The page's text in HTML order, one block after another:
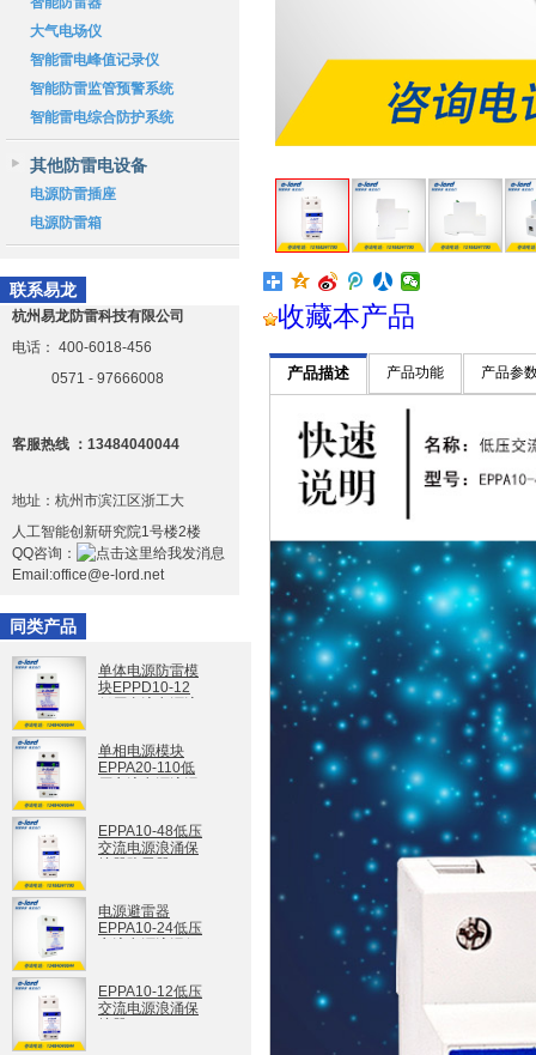
大气电场仪
智能雷电峰值记录仪
智能防雷监管预警系统
智能雷电综合防护系统
其他防雷电设备
电源防雷插座
电源防雷箱
联系易龙
杭州易龙防雷科技有限公司
电话： 400-6018-456
0571 - 97666008
客服热线 ：13484040044
地址：杭州市滨江区浙工大
人工智能创新研究院1号楼2楼
QQ咨询：
Email:office@e-lord.net
同类产品
单体电源防雷模
块EPPD10-12
单相电源模块
EPPA20-110低
EPPA10-48低压
交流电源浪涌保
电源避雷器
EPPA10-24低压
EPPA10-12低压
交流电源浪涌保
收藏本产品
产品描述 产品功能 产品参